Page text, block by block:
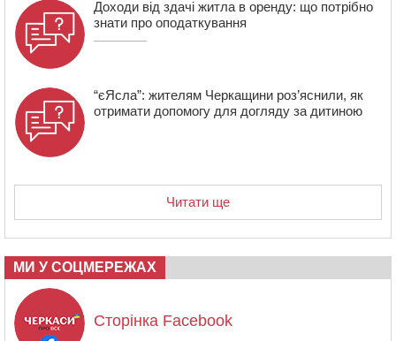
Доходи від здачі житла в оренду: що потрібно
знати про оподаткування
“єЯсла”: жителям Черкащини роз’яснили, як
отримати допомогу для догляду за дитиною
Читати ще
МИ У СОЦМЕРЕЖАХ
Сторінка Facebook